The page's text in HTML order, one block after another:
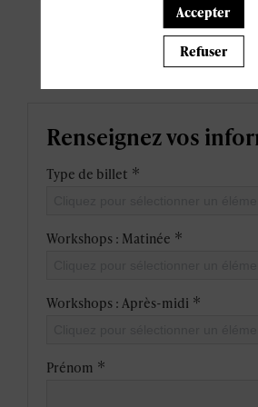
Soft Skills: "Management &
Development".
Renseignez vos
Type de billet *
Workshops : Matinée *
Workshops : Après-midi *
Prénom *
Accepter
Refuser